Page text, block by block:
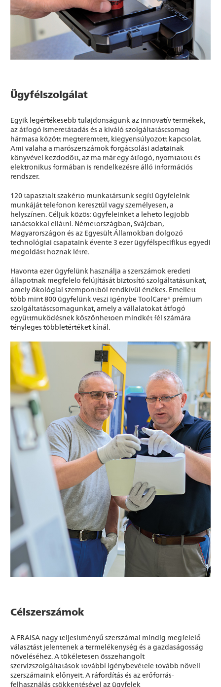
Ügyfélszolgálat
Egyik legértékesebb tulajdonságunk az innovatív termékek,
az átfogó ismeretátadás és a kiváló szolgáltatáscsomag
hármasa között megteremtett, kiegyensúlyozott kapcsolat.
Ami valaha a marószerszámok forgácsolási adatainak
könyvével kezdodött, az ma már egy átfogó, nyomtatott és
elektronikus formában is rendelkezésre álló információs
rendszer.
120 tapasztalt szakérto munkatársunk segíti ügyfeleink
munkáját telefonon keresztül vagy személyesen, a
helyszínen. Céljuk közös: ügyfeleinket a leheto legjobb
tanácsokkal ellátni. Németországban, Svájcban,
Magyarországon és az Egyesült Államokban dolgozó
technológiai csapataink évente 3 ezer ügyfélspecifikus egyedi
megoldást hoznak létre.
Havonta ezer ügyfelünk használja a szerszámok eredeti
állapotnak megfelelo felújítását biztosító szolgáltatásunkat,
amely ökológiai szempontból rendkívül értékes. Emellett
több mint 800 ügyfelünk veszi igénybe ToolCare® prémium
szolgáltatáscsomagunkat, amely a vállalatokat átfogó
együttmuködésnek köszönhetoen mindkét fél számára
tényleges többletértéket kínál.
Célszerszámok
A FRAISA nagy teljesítményű szerszámai mindig megfelelő
választást jelentenek a termelékenység és a gazdaságosság
növeléséhez. A tökéletesen összehangolt
szervizszolgáltatások további igénybevétele tovább növeli
szerszámaink előnyeit. A ráfordítás és az erőforrás-
felhasználás csökkentésével az ügyfelek